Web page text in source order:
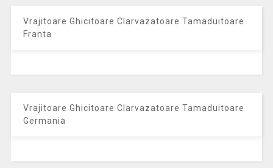
Vrajitoare Ghicitoare Clarvazatoare Tamaduitoare
Franta
Vrajitoare Ghicitoare Clarvazatoare Tamaduitoare
Germania